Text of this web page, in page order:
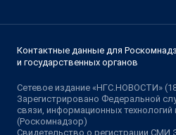
Контактные данные для
и государственных органов
Сетевое издание «НГС.НОВОСТИ»
Зарегистрировано Федеральной
связи, информационных
(Роскомнадзор)
Свидетельство о регистрации